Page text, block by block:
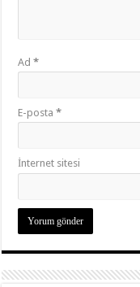
Ad*
E-posta*
İnternet sitesi